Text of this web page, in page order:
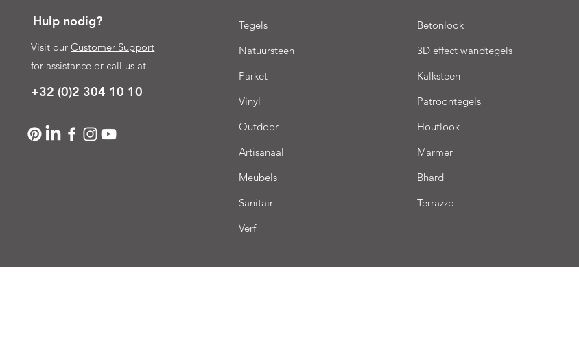
Hulp nodig?
Visit ourCustomer Support
for assistance or call us at
+32 (0)2 304 10 10
Tegels
Natuursteen
Parket
Vinyl
Outdoor
Artisanaal
Meubels
Sanitair
Verf
Betonlook
3D effect wandtegels
Kalksteen
Patroontegels
Houtlook
Marmer
Bhard
Terrazzo